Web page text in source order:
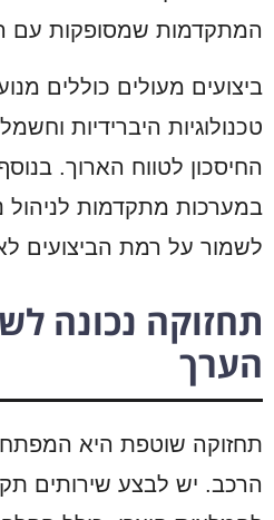
המתקדמות שמסופקות עם
ביצועים מעולים כוללים
טכנולוגיות היברידיות
החיסכון לטווח הארוך.
במערכות מתקדמות לניהול
לשמור על רמת הביצועים
תחזוקה נכונה
הערך
תחזוקה שוטפת היא
הרכב. יש לבצע שירותים